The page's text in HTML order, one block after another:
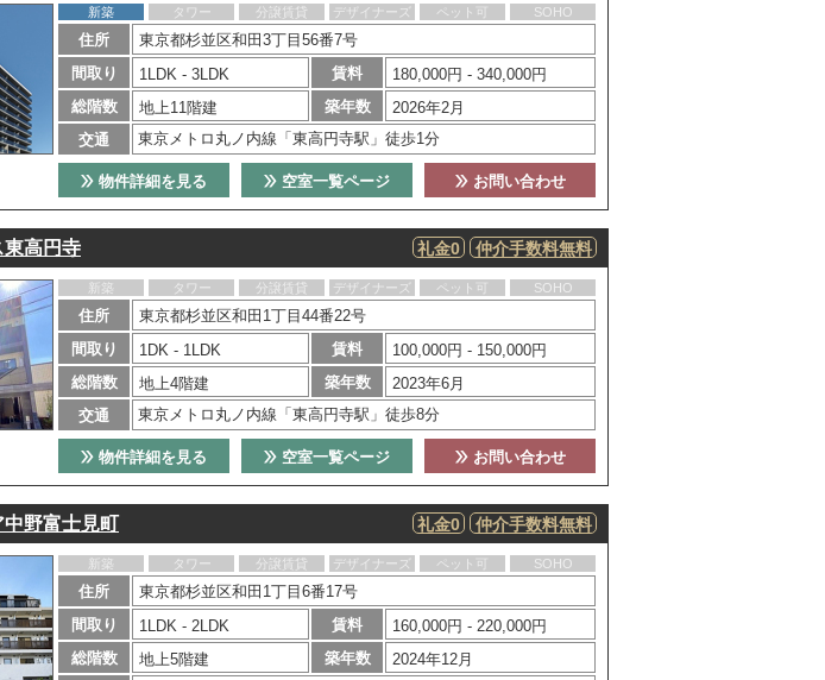
新築 タワー 分譲賃貸 デザイナーズ ペット可 SOHO
住所
東京都杉並区和田3丁目56番7号
間取り
1LDK - 3LDK 賃料
180,000円 - 340,000円
総階数
地上11階建 築年数
2026年2月
交通
東京メトロ丸ノ内線「東高円寺駅」徒歩1分
お問い合わせ
空室一覧ページ
物件詳細を見る
東高円寺 仲介手数料無料
礼金0
新築 タワー 分譲賃貸 デザイナーズ ペット可 SOHO
住所
東京都杉並区和田1丁目44番22号
間取り
1DK - 1LDK 賃料
100,000円 - 150,000円
総階数
地上4階建 築年数
2023年6月
交通
東京メトロ丸ノ内線「東高円寺駅」徒歩8分
お問い合わせ
空室一覧ページ
物件詳細を見る
中野富士見町 仲介手数料無料
礼金0
新築 タワー 分譲賃貸 デザイナーズ ペット可 SOHO
住所
東京都杉並区和田1丁目6番17号
間取り
1LDK - 2LDK 賃料
160,000円 - 220,000円
総階数
地上5階建 築年数
2024年12月